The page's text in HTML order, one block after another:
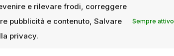
e rilevare frodi, correggere
pubblicità e contenuto, Salvare
privacy.
Sempre attivo
diTitane
include oltre